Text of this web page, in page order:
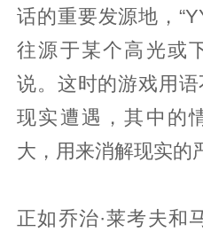
话的重要发源地，
往源于某个高光或
说。这时的游戏用
现实遭遇，其中的
大，用来消解现实的
正如乔治·莱考夫和